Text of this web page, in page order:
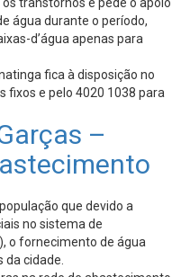
água durante o período,
d’água apenas para
fica à disposição no
fixos e pelo 4020 1038 para
–
que devido a
no sistema de
o fornecimento de água
cidade.